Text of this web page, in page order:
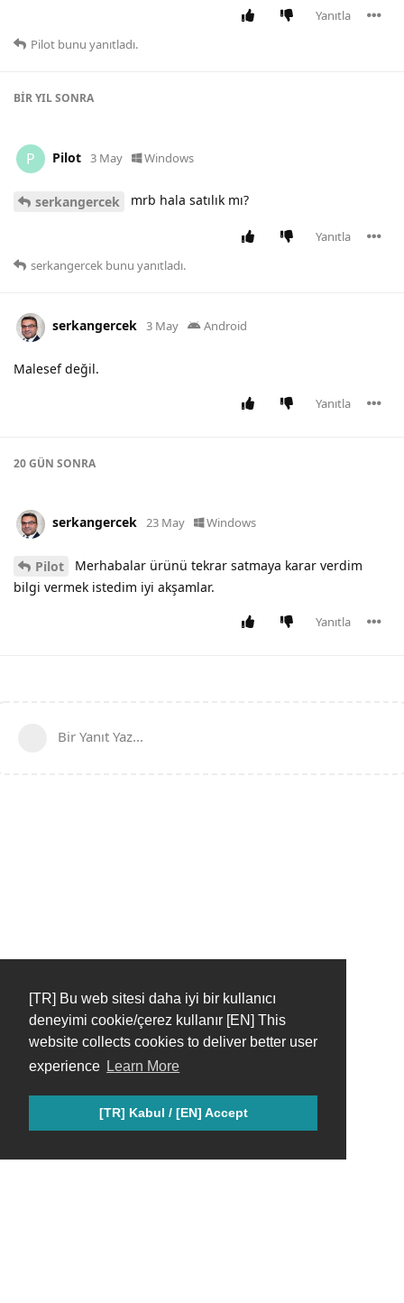
[TR] Bu web sitesi daha iyi bir kullanıcı
deneyimi cookie/çerez kullanır [EN] This
website collects cookies to deliver better user
experience Learn More
[TR] Kabul / [EN] Accept
Yanıtla
Pilot bunu yanıtladı.
BIR YILSONRA
P Pilot 3 May Windows
serkangercek mrb hala satılık mı?
Yanıtla
serkangercek bunu yanıtladı.
serkangercek 3 May Android
Malesef değil.
Yanıtla
20 GÜN SONRA
serkangercek 23 May Windows
Pilot
Merhabalar ürünü tekrar satmaya karar verdim
bilgi vermek istedim iyi akşamlar.
Yanıtla
Bir Yanıt Yaz...